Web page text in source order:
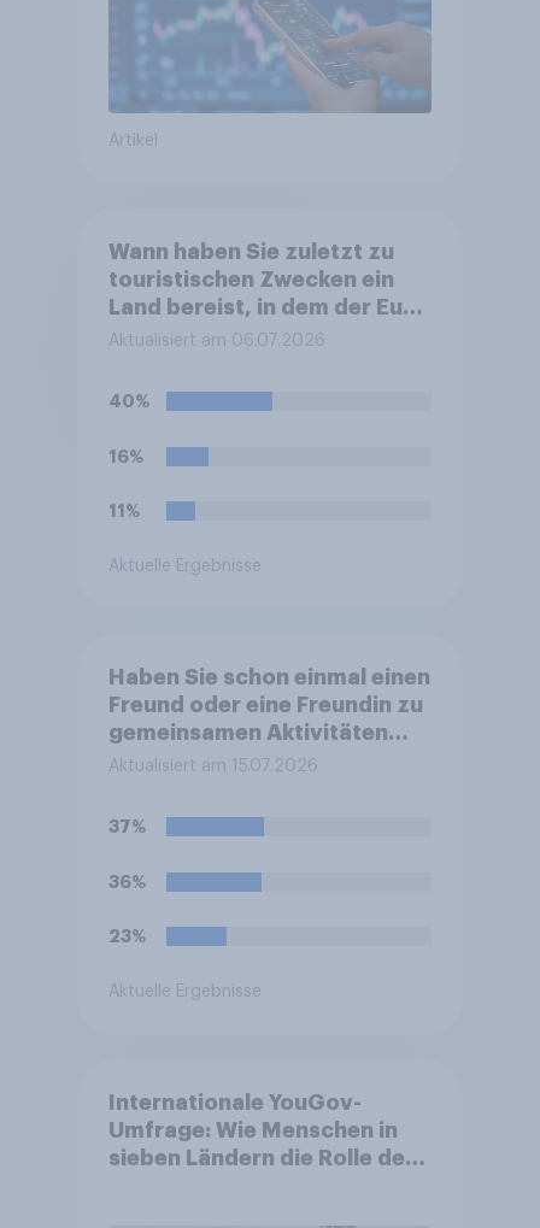
Artikel
Wann haben Sie zuletzt zu
touristischen Zwecken ein
Land bereist, in dem der Euro
nicht die offizielle Währung
Aktualisiert am 06.07.2026
40%
16%
11%
Aktuelle Ergebnisse
Haben Sie schon einmal einen
Freund oder eine Freundin zu
gemeinsamen Aktivitäten
eingeladen oder diese
die Kosten sonst nicht hätte
Sie alles Zutreffende aus.
Aktualisiert am 15.07.2026
37%
36%
23%
Aktuelle Ergebnisse
Internationale YouGov-
Umfrage: Wie Menschen in
sieben Ländern die Rolle der